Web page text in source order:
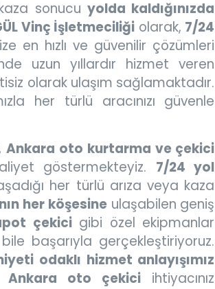
sonucuyolda kaldığınızda
Vinç İşletmeciliği olarak, 7/24
en hızlı ve güvenilir çözümleri
uzun yıllardır hizmet veren
olarak ulaşım sağlamaktadır.
her türlü aracınızı güvenle
Ankara oto kurtarma ve çekici
göstermekteyiz. 7/24 yol
her türlü arıza veya kaza
her köşesineulaşabilen geniş
çekicigibi özel ekipmanlar
başarıyla gerçekleştiriyoruz.
odaklı hizmet anlayışımız
Ankara oto çekici ihtiyacınız